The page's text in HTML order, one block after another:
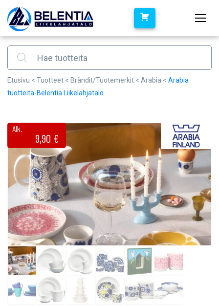
Products search
Etusivu < Tuotteet < Brändit/Tuotemerkit < Arabia < Arabia
tuotteita-Belentia Liikelahjatalo
Alk.
9,90 €